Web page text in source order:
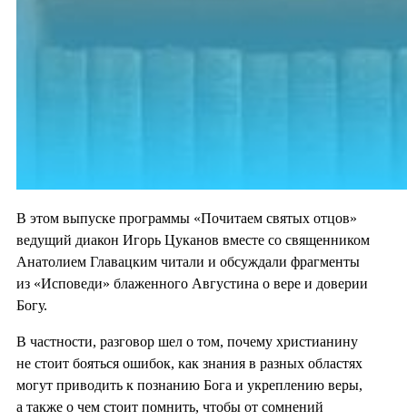
В этом выпуске программы «Почитаем святых отцов»
ведущий диакон Игорь Цуканов вместе со священником
Анатолием Главацким читали и обсуждали фрагменты
из «Исповеди» блаженного Августина о вере и доверии
Богу.
В частности, разговор шел о том, почему христианину
не стоит бояться ошибок, как знания в разных областях
могут приводить к познанию Бога и укреплению веры,
а также о чем стоит помнить, чтобы от сомнений